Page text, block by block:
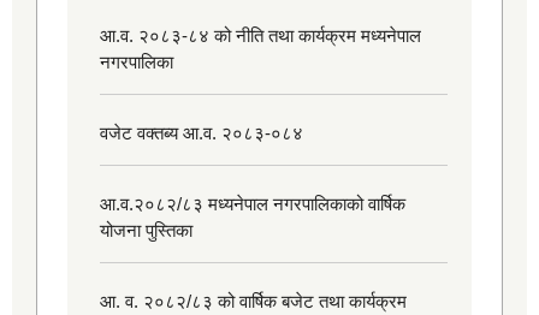
आ.व. २०८३-८४ को नीति तथा कार्यक्रम मध्यनेपाल
नगरपालिका
वजेट वक्तब्य आ.व. २०८३-०८४
आ.व.२०८२/८३ मध्यनेपाल नगरपालिकाको वार्षिक
योजना पुस्तिका
आ. व. २०८२/८३ को वार्षिक बजेट तथा कार्यक्रम